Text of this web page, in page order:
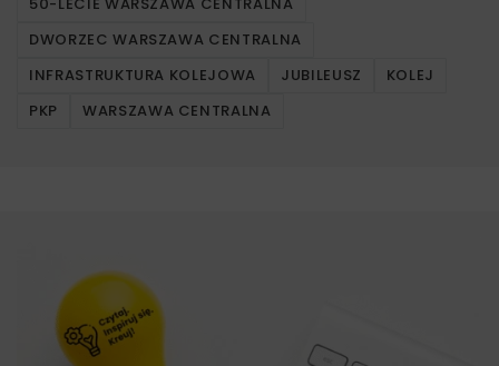
DWORZEC WARSZAWA CENTRALNA
INFRASTRUKTURA KOLEJOWA
JUBILEUSZ
KOLEJ
PKP
WARSZAWA CENTRALNA